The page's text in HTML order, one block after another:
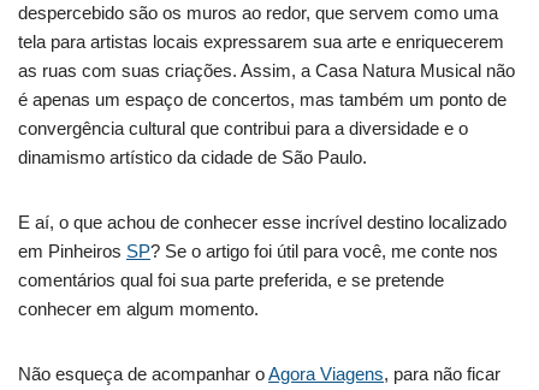
despercebido são os muros ao redor, que servem como uma
tela para artistas locais expressarem sua arte e enriquecerem
as ruas com suas criações. Assim, a Casa Natura Musical não
é apenas um espaço de concertos, mas também um ponto de
convergência cultural que contribui para a diversidade e o
dinamismo artístico da cidade de São Paulo.
E aí, o que achou de conhecer esse incrível destino localizado
em Pinheiros SP? Se o artigo foi útil para você, me conte nos
comentários qual foi sua parte preferida, e se pretende
conhecer em algum momento.
Não esqueça de acompanhar oAgora Viagens, para não ficar